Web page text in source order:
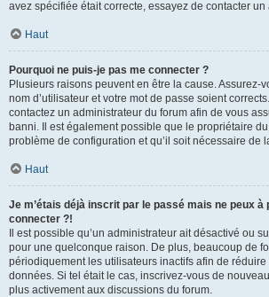
avez spécifiée était correcte, essayez de contacter
Haut
Pourquoi ne puis-je pas me connecter ?
Plusieurs raisons peuvent en être la cause. Assurez-
nom d’utilisateur et votre mot de passe soient
contactez un administrateur du forum afin de vous
banni. Il est également possible que le propriétaire
problème de configuration et qu’il soit nécessaire de
Haut
Je m’étais déjà inscrit par le passé mais ne peux à
connecter ?!
Il est possible qu’un administrateur ait désactivé ou
pour une quelconque raison. De plus, beaucoup de
périodiquement les utilisateurs inactifs afin de
données. Si tel était le cas, inscrivez-vous de
plus activement aux discussions du forum.